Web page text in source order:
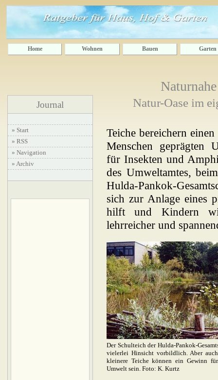
Home Wohnen Bauen Garten
Journal
» Start
» RSS
» Navigation
» Archiv
Natur-Oase im
Teiche bereichern
Menschen geprägten
für Insekten und
des Umweltamtes,
Hulda-Pankok-
sich zur Anlage eines
hilft und Kindern
lehrreicher und
Der Schulteich der Hulda-Pankok-
vielerlei Hinsicht vorbildlich. Aber
kleinere Teiche können ein Gewinn
Umwelt sein. Foto: K. Kurtz